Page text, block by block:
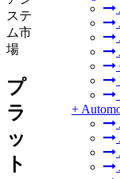
+
ステ
ム市
場
プ
ラ
ッ
ト